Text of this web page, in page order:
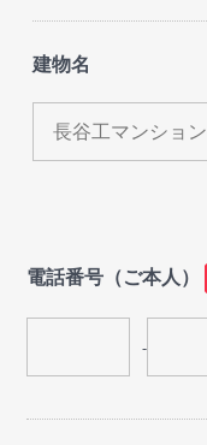
建物名
電話番号（ご本人）
-